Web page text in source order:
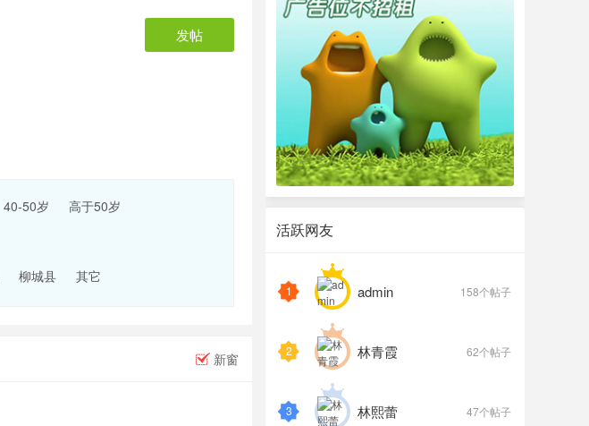
发帖
40-50岁
高于50岁
柳城县 其它
新窗
活跃网友
1 admin 158个帖子
2 林青霞 62个帖子
3 林熙蕾 47个帖子